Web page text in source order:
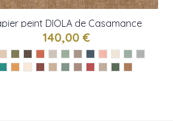
peint DIOLA de Casamance
140,00 €